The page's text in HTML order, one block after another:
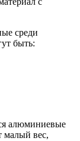
среди
быть:
алюминиевые
малый вес,